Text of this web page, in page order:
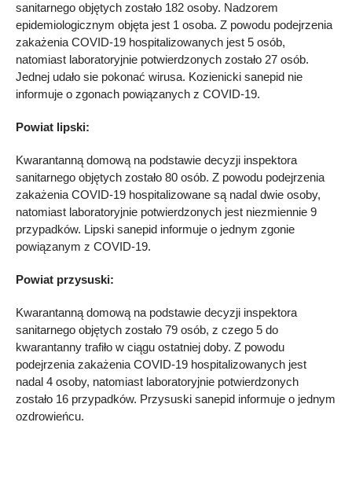
sanitarnego objętych zostało 182 osoby. Nadzorem
epidemiologicznym objęta jest 1 osoba. Z powodu podejrzenia
zakażenia COVID-19 hospitalizowanych jest 5 osób,
natomiast laboratoryjnie potwierdzonych zostało 27 osób.
Jednej udało sie pokonać wirusa. Kozienicki sanepid nie
informuje o zgonach powiązanych z COVID-19.
Powiat lipski:
Kwarantanną domową na podstawie decyzji inspektora
sanitarnego objętych zostało 80 osób. Z powodu podejrzenia
zakażenia COVID-19 hospitalizowane są nadal dwie osoby,
natomiast laboratoryjnie potwierdzonych jest niezmiennie 9
przypadków. Lipski sanepid informuje o jednym zgonie
powiązanym z COVID-19.
Powiat przysuski:
Kwarantanną domową na podstawie decyzji inspektora
sanitarnego objętych zostało 79 osób, z czego 5 do
kwarantanny trafiło w ciągu ostatniej doby. Z powodu
podejrzenia zakażenia COVID-19 hospitalizowanych jest
nadal 4 osoby, natomiast laboratoryjnie potwierdzonych
zostało 16 przypadków. Przysuski sanepid informuje o jednym
ozdrowieńcu.